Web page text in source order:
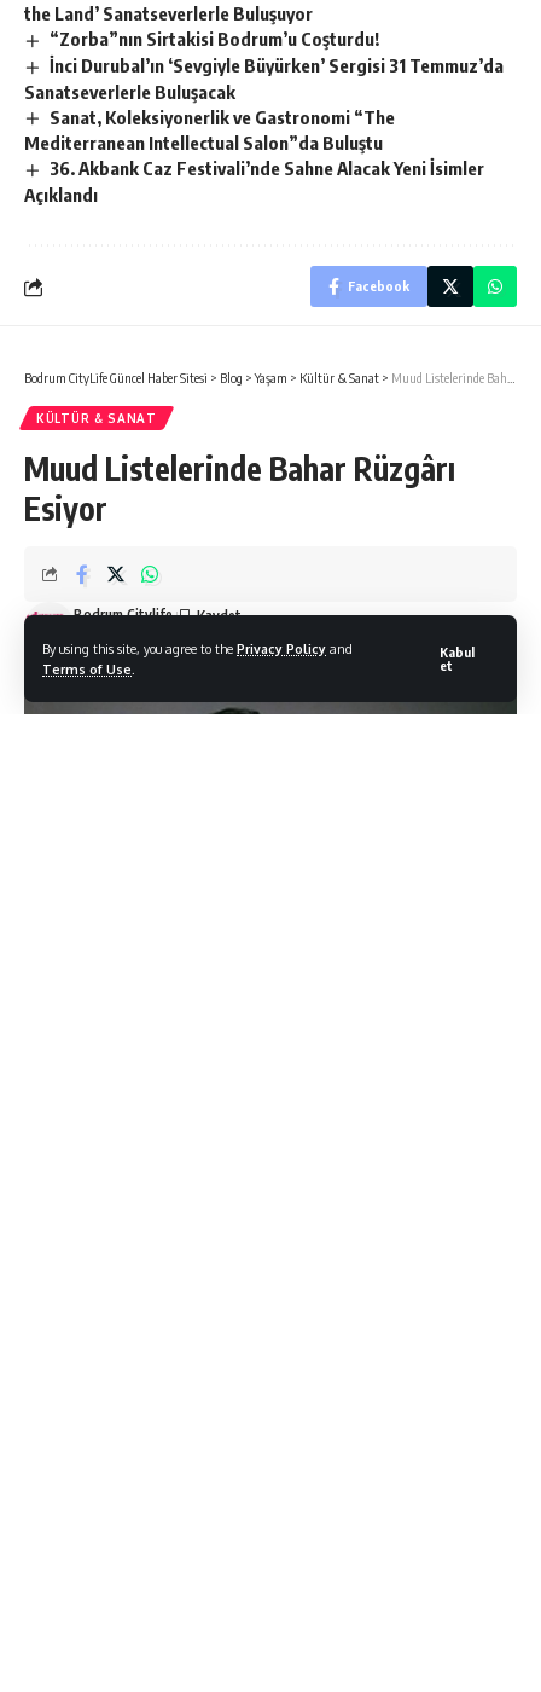
By using this site, you agree to the Privacy Policy and
Terms of Use
Kabul
et
the Land’ Sanatseverlerle Buluşuyor
“Zorba”nın Sirtakisi Bodrum’u Coşturdu!
İnci Durubal’ın ‘Sevgiyle Büyürken’ Sergisi 31 Temmuz’da
Sanatseverlerle Buluşacak
Sanat, Koleksiyonerlik ve Gastronomi “The
Mediterranean Intellectual Salon”da Buluştu
36. Akbank Caz Festivali’nde Sahne Alacak Yeni İsimler
Açıklandı
Facebook
Bodrum CityLife Güncel Haber Sitesi > Blog >Yaşam > Kültür & Sanat > Muud Listelerinde Bahar Rüzgârı Esiyor
KÜLTÜR & SANAT
Muud Listelerinde Bahar Rüzgârı
Esiyor
Bodrum Citylife